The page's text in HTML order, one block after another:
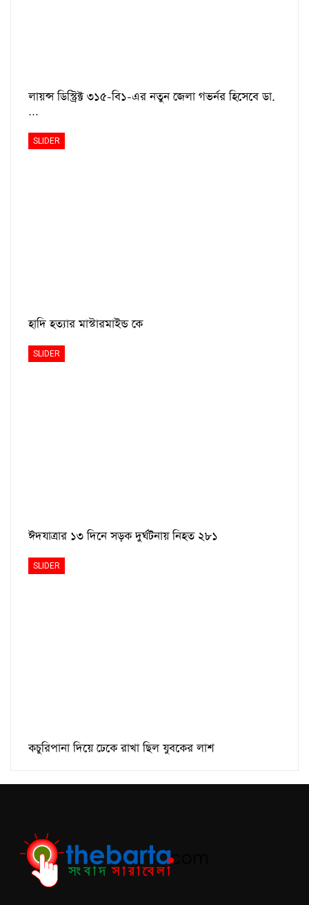
লায়ন্স ডিস্ট্রিক্ট ৩১৫-বি১-এর নতুন জেলা গভর্নর হিসেবে ডা.
…
SLIDER
হাদি হত্যার মাস্টারমাইন্ড কে
SLIDER
ঈদযাত্রার ১৩ দিনে সড়ক দুর্ঘটনায় নিহত ২৮১
SLIDER
কচুরিপানা দিয়ে ঢেকে রাখা ছিল যুবকের লাশ